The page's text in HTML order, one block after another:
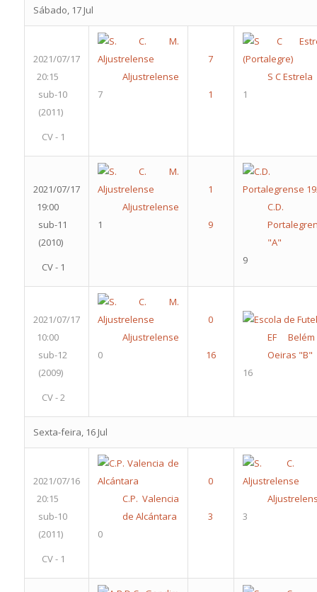
Sábado, 17 Jul
2021/07/17
20:15
sub-10
(2011)
CV - 1
Aljustrelense
7
S C Estrela
1
2021/07/17
19:00
sub-11
(2010)
CV - 1
Aljustrelense
1
C.D.
"A"
9
2021/07/17
10:00
sub-12
(2009)
CV - 2
Aljustrelense
0
EF
Oeiras "B"
16
Sexta-feira, 16 Jul
2021/07/16
20:15
sub-10
(2011)
CV - 1
C.P. Valencia
de Alcántara
0
3